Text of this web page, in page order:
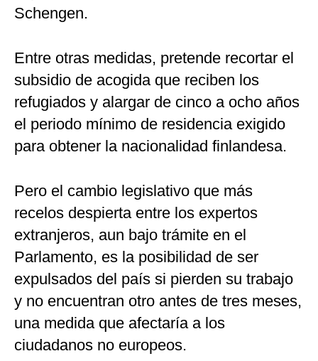
Schengen.
Entre otras medidas, pretende recortar el
subsidio de acogida que reciben los
refugiados y alargar de cinco a ocho años
el periodo mínimo de residencia exigido
para obtener la nacionalidad finlandesa.
Pero el cambio legislativo que más
recelos despierta entre los expertos
extranjeros, aun bajo trámite en el
Parlamento, es la posibilidad de ser
expulsados del país si pierden su trabajo
y no encuentran otro antes de tres meses,
una medida que afectaría a los
ciudadanos no europeos.